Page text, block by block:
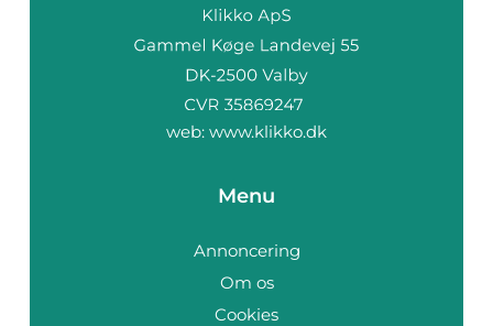
web: www.klikko.dk
Menu
Annoncering
Om os
Cookies